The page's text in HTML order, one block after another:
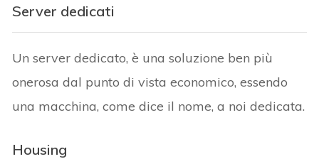
Server dedicati
Un server dedicato, è una soluzione ben più
onerosa dal punto di vista economico, essendo
una macchina, come dice il nome, a noi dedicata.
Housing